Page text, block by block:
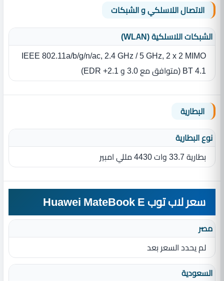
الاتصال اللاسلكي و الشبكات
الشبكات اللاسلكية (WLAN)
IEEE 802.11a/b/g/n/ac, 2.4 GHz / 5 GHz, 2 x 2 MIMO
BT 4.1 (متوافق مع 3.0 و 2.1+ EDR)
البطارية
نوع البطارية‏
بطارية 33.7 وات 4430 مللي امبير
سعر لاب توب Huawei MateBook E
مصر
لم يحدد السعر بعد
السعودية